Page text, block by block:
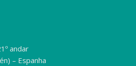
andar
– Espanha